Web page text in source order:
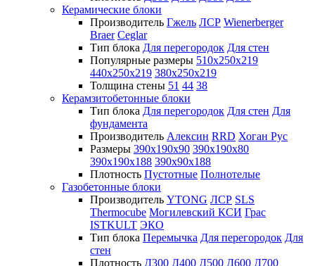
Керамические блоки
Производитель Гжель ЛСР Wienerberger
Braer Ceglar
Тип блока Для перегородок Для стен
Популярные размеры 510х250х219
440х250х219 380х250х219
Толщина стены 51 44 38
Керамзитобетонные блоки
Тип блока Для перегородок Для стен Для
фундамента
Производитель Алексин RRD Хоган Рус
Размеры 390х190х90 390х190х80
390х190х188 390х90х188
Плотность Пустотные Полнотелые
Газобетонные блоки
Производитель YTONG ЛСР SLS
Thermocube Могилевский КСИ Грас
ISTKULT ЭКО
Тип блока Перемычка Для перегородок Для
стен
Плотность Д300 Д400 Д500 Д600 Д700